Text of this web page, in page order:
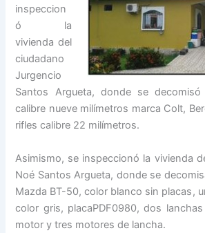
inspeccion
ó la
vivienda del
ciudadano
Jurgencio
Santos Argueta, donde se
calibre nueve milímetros marca Colt,
rifles calibre 22 milímetros.
Asimismo, se inspeccionó la vivienda
Noé Santos Argueta, donde se
Mazda BT-50, color blanco sin placas,
color gris, placaPDF0980, dos
motor y tres motores de lancha.